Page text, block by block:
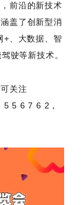
前沿的新技术
盖了创新型消
+、大数据、智
驶等新技术。
关注
5 5 6 7 6 2，